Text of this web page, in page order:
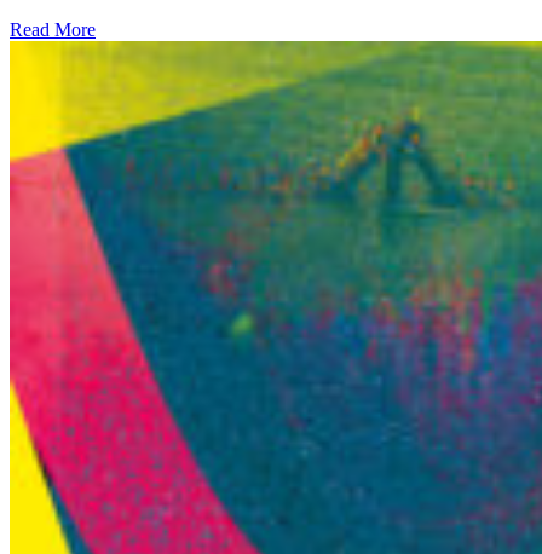
Read More